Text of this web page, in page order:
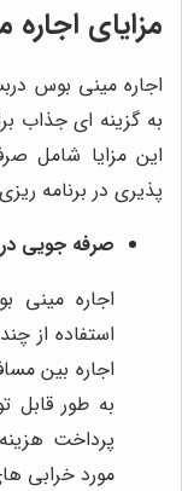
مزایای
اجاره مینی بوس
به گزینه ای جذاب
این مزایا شامل
پذیری در برنامه
صرفه جویی
اجاره مینی
استفاده از
اجاره بین
به طور قابل
پرداخت
مورد خرابی